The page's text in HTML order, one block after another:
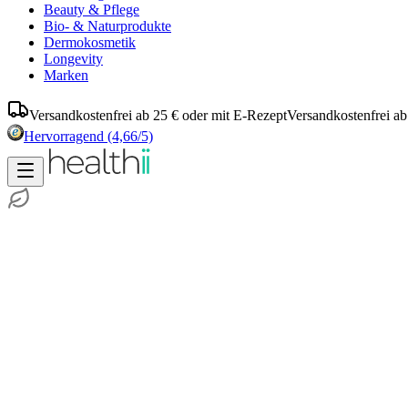
Beauty & Pflege
Bio- & Naturprodukte
Dermokosmetik
Longevity
Marken
Versandkostenfrei ab 25 € oder mit E-RezeptVersandkostenfrei
Hervorragend (4,66/5)